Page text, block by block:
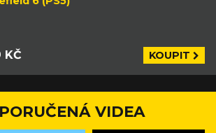
KČ KOUPIT
VIDEA